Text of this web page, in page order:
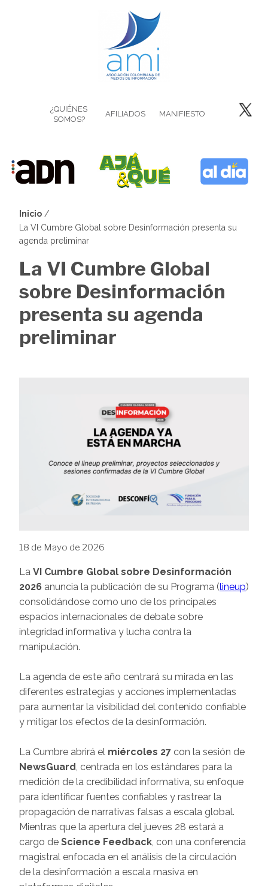
¿QUIÉNES
SOMOS?
AFILIADOS MANIFIESTO
Sobrescribir
de
ayuda
a
la
Inicio
La VI Cumbre Global sobre Desinformación presenta su
agenda preliminar
La VI Cumbre Global
sobre Desinformación
presenta su agenda
preliminar
18 de Mayo de 2026
La VI Cumbre Global sobre Desinformación
2026 anuncia la publicación de su Programa (lineup)
consolidándose como uno de los principales
espacios internacionales de debate sobre
integridad informativa y lucha contra la
manipulación.
La agenda de este año centrará su mirada en las
diferentes estrategias y acciones implementadas
para aumentar la visibilidad del contenido confiable
y mitigar los efectos de la desinformación.
La Cumbre abrirá el miércoles 27 con la sesión de
NewsGuard , centrada en los estándares para la
medición de la credibilidad informativa, su enfoque
para identificar fuentes confiables y rastrear la
propagación de narrativas falsas a escala global.
Mientras que la apertura del jueves 28 estará a
cargo de Science Feedback , con una conferencia
magistral enfocada en el análisis de la circulación
de la desinformación a escala masiva en